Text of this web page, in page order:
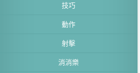
技巧
動作
射擊
消消樂